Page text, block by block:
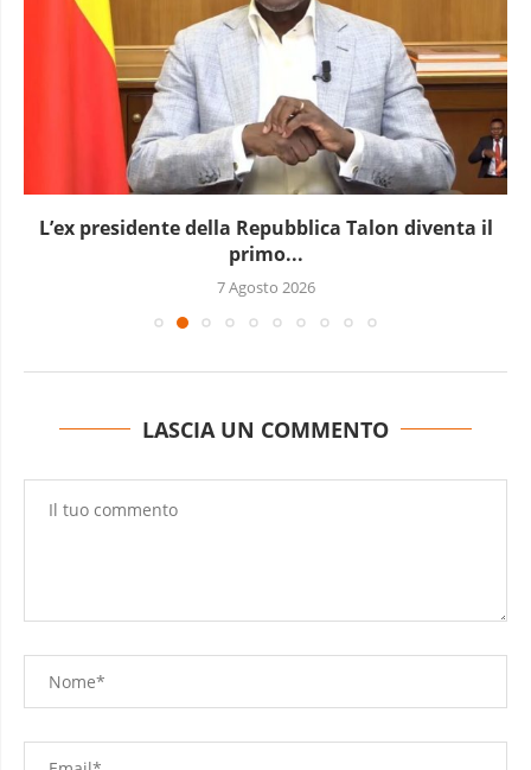
della Repubblica Talon diventa il